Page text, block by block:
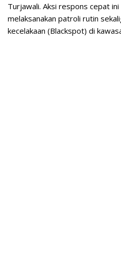
Turjawali. Aksi respons cepat
melaksanakan patroli rutin
kecelakaan (Blackspot) di